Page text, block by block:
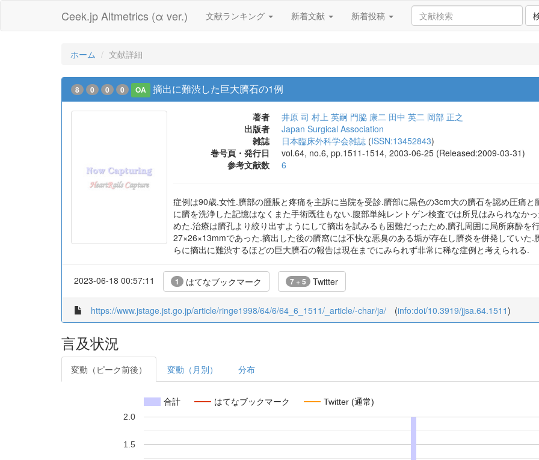
Ceek.jp Altmetrics (α ver.) 文献ランキング 新着文献 新着投稿
ホーム 文献詳細
8 0 0 0 OA 摘出に難渋した巨大臍石の1例
著者 井原 司 村上 英嗣 門脇 康二 田中 英二 岡部 正之
出版者
Japan Surgical Association
雑誌
日本臨床外科学会雑誌 (ISSN:13452843)
巻号頁・発行日
vol.64, no.6, pp.1511-1514, 2003-06-25 (Released:2009-03-31)
参考文献数
6
症例は90歳,女性.臍部の腫脹と疼痛を主訴に当院を受診.臍部に黒色の3cm大の臍石を認め圧痛
に臍を洗浄した記憶はなくまた手術既往もない.腹部単純レントゲン検査では所見はみられなか
めた.治療は臍孔より絞り出すようにして摘出を試みるも困難だったため,臍孔周囲に局所麻酔を
27×26×13mmであった.摘出した後の臍窩には不快な悪臭のある垢が存在し臍炎を併発していた
らに摘出に難渋するほどの巨大臍石の報告は現在までにみられず非常に稀な症例と考えられる.
2023-06-18 00:57:11 1 はてなブックマーク 7 + 5 Twitter
https://www.jstage.jst.go.jp/article/ringe1998/64/6/64_6_1511/_article/-char/ja/ (info:doi/10.3919/jjsa.64.1511)
言及状況
変動（ピーク前後） 変動（月別） 分布
合計 はてなブックマーク Twitter (通常)
1.5
2.0